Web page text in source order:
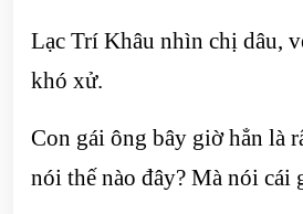
Lạc Trí Khâu nhìn chị dâu,
khó xử.
Con gái ông bây giờ hẳn là
nói thế nào đây? Mà nói cái